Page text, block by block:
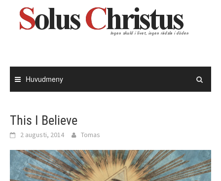
innehåll
Huvudmeny
This I Believe
2 augusti, 2014 Tomas